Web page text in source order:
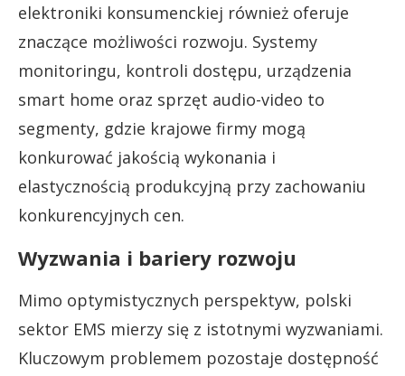
elektroniki konsumenckiej również oferuje
znaczące możliwości rozwoju. Systemy
monitoringu, kontroli dostępu, urządzenia
smart home oraz sprzęt audio-video to
segmenty, gdzie krajowe firmy mogą
konkurować jakością wykonania i
elastycznością produkcyjną przy zachowaniu
konkurencyjnych cen.
Wyzwania i bariery rozwoju
Mimo optymistycznych perspektyw, polski
sektor EMS mierzy się z istotnymi wyzwaniami.
Kluczowym problemem pozostaje dostępność